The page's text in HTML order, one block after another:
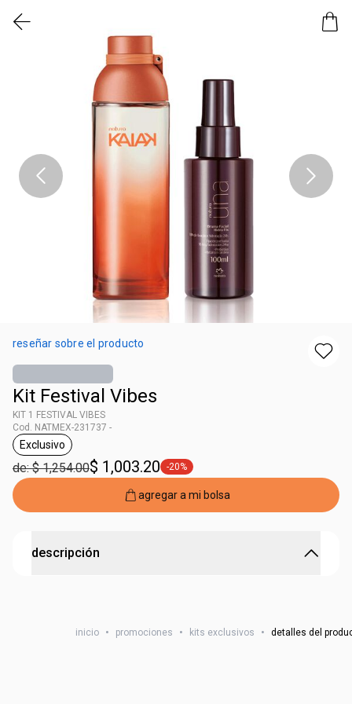
reseñar sobre el producto
Kit Festival Vibes
KIT 1 FESTIVAL VIBES
Cod. NATMEX-231737 -
etiqueta Exclusivo
Exclusivo
de: $ 1,254.00$ 1,003.20 etiqueta -20%
-20%
agregar a mi bolsa
descripción
inicio • promociones • kits exclusivos • detalles del